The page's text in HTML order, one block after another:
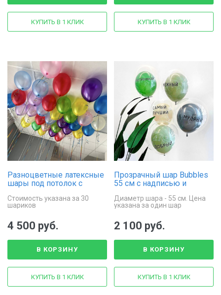
КУПИТЬ В 1 КЛИК КУПИТЬ В 1 КЛИК
Разноцветные латексные
шары под потолок с
Стоимость указана за 30
шариков
4 500 руб.
В КОРЗИНУ
КУПИТЬ В 1 КЛИК
Прозрачный шар Bubbles
55 см с надписью и
Диаметр шара - 55 см. Цена
указана за один шар
2 100 руб.
В КОРЗИНУ
КУПИТЬ В 1 КЛИК